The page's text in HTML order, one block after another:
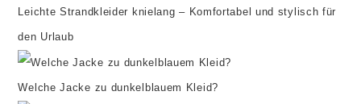
Leichte Strandkleider knielang – Komfortabel und stylisch für
den Urlaub
Welche Jacke zu dunkelblauem Kleid?